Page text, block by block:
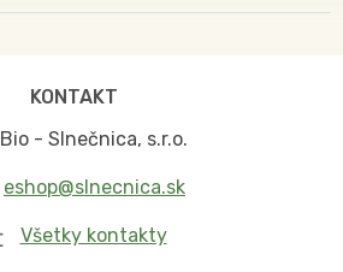
KONTAKT
Bio - Slnečnica, s.r.o.
eshop@slnecnica.sk
Všetky kontakty